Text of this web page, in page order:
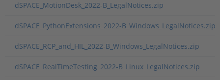
dSPACE_MotionDesk_2022-B_LegalNotices.zip
dSPACE_PythonExtensions_2022-B_Windows_LegalNotices.zip
dSPACE_RCP_and_HIL_2022-B_Windows_LegalNotices.zip
dSPACE_RealTimeTesting_2022-B_Linux_LegalNotices.zip